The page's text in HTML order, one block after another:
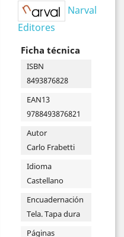
Narval
Editores
Ficha técnica
ISBN
8493876828
EAN13
9788493876821
Autor
Carlo Frabetti
Idioma
Castellano
Encuadernación
Tela. Tapa dura
Páginas